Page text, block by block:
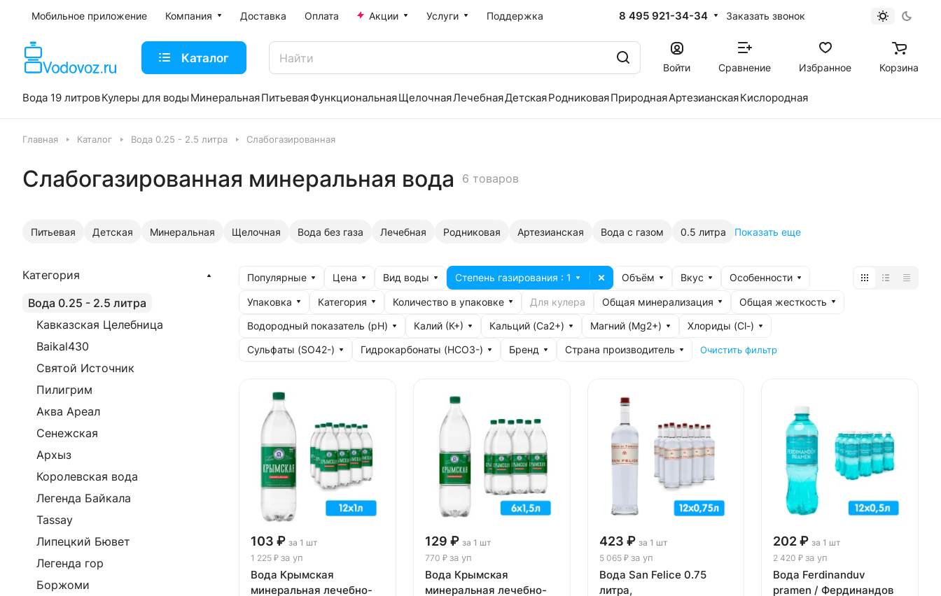
Мобильное приложение Компания Доставка Оплата Акции Услуги Поддержка 8 495 921-34-34 Заказать звонок
Каталог
Войти Сравнение Избранное Корзина
Вода 19 литровКулеры для воды МинеральнаяПитьеваяФункциональнаяЩелочнаяЛечебнаяДетскаяРодниковаяПрироднаяАртезианскаяКислородная
Главная Каталог Вода 0.25 - 2.5 литра Слабогазированная
Слабогазированная минеральная вода 6 товаров
Питьевая Детская Минеральная Щелочная Вода без газа Лечебная Родниковая Артезианская Вода с газом 0.5 литра Показать еще
Популярные Цена Вид воды Степень газирования : 1 Объём Вкус Особенности
Упаковка Категория Количество в упаковке Для кулера Общая минерализация Общая жесткость
Водородный показатель (рН) Калий (К+) Кальций (Ca2+) Магний (Mg2+)
Хлориды (Cl-)
Сульфаты (SO42-)
Гидрокарбонаты (HCO3-) Бренд Страна производитель Очистить фильтр
103 ₽ за 1 шт
1 225 ₽ за уп
Вода Крымская
минеральная лечебно-
129 ₽ за 1 шт
770 ₽ за уп
Вода Крымская
минеральная лечебно-
423 ₽ за 1 шт
5 065 ₽ за уп
Вода San Felice 0.75
литра,
202 ₽ за 1 шт
2 420 ₽за уп
Вода Ferdinanduv
pramen / Фердинандов
Категория
Вода 0.25 - 2.5 литра
Кавказская Целебница
Baikal430
Святой Источник
Пилигрим
Аква Ареал
Сенежская
Архыз
Королевская вода
Легенда Байкала
Tassay
Липецкий Бювет
Легенда гор
Боржоми